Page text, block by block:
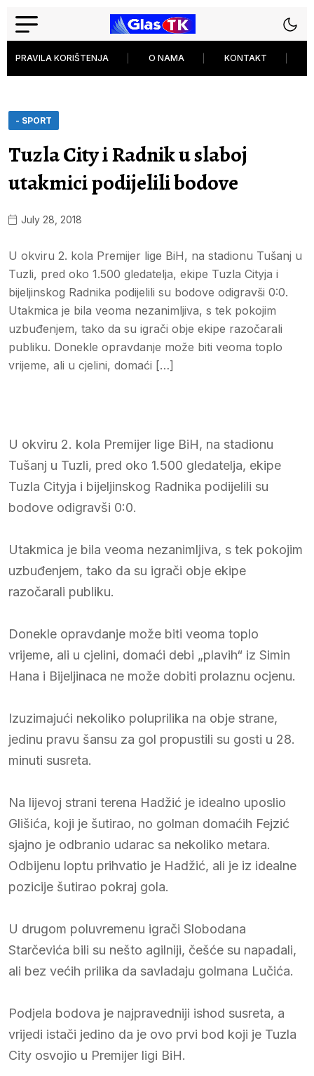
PRAVILA KORIŠTENJA O NAMA KONTAKT
- SPORT
Tuzla City i Radnik u slaboj
utakmici podijelili bodove
July 28, 2018
U okviru 2. kola Premijer lige BiH, na stadionu Tušanj u
Tuzli, pred oko 1.500 gledatelja, ekipe Tuzla Cityja i
bijeljinskog Radnika podijelili su bodove odigravši 0:0.
Utakmica je bila veoma nezanimljiva, s tek pokojim
uzbuđenjem, tako da su igrači obje ekipe razočarali
publiku. Donekle opravdanje može biti veoma toplo
vrijeme, ali u cjelini, domaći […]
U okviru 2. kola Premijer lige BiH, na stadionu
Tušanj u Tuzli, pred oko 1.500 gledatelja, ekipe
Tuzla Cityja i bijeljinskog Radnika podijelili su
bodove odigravši 0:0.
Utakmica je bila veoma nezanimljiva, s tek pokojim
uzbuđenjem, tako da su igrači obje ekipe
razočarali publiku.
Donekle opravdanje može biti veoma toplo
vrijeme, ali u cjelini, domaći debi „plavih“ iz Simin
Hana i Bijeljinaca ne može dobiti prolaznu ocjenu.
Izuzimajući nekoliko poluprilika na obje strane,
jedinu pravu šansu za gol propustili su gosti u 28.
minuti susreta.
Na lijevoj strani terena Hadžić je idealno uposlio
Glišića, koji je šutirao, no golman domaćih Fejzić
sjajno je odbranio udarac sa nekoliko metara.
Odbijenu loptu prihvatio je Hadžić, ali je iz idealne
pozicije šutirao pokraj gola.
U drugom poluvremenu igrači Slobodana
Starčevića bili su nešto agilniji, češće su napadali,
ali bez većih prilika da savladaju golmana Lučića.
Podjela bodova je najpravedniji ishod susreta, a
vrijedi istači jedino da je ovo prvi bod koji je Tuzla
City osvojio u Premijer ligi BiH.